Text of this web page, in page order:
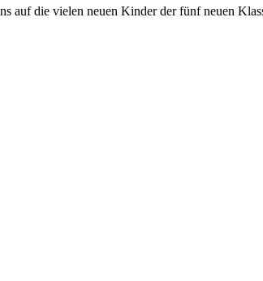
auf die vielen neuen Kinder der fünf neuen